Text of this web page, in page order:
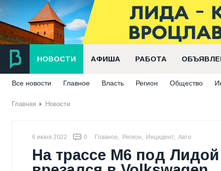
НОВОСТИ АФИША РАБОТА
Все новости Главное Власть Регион Общество
Главная Новости
6 июня 2022 0 Главное, Регион, Инцидент, Авто
На трассе М6 под